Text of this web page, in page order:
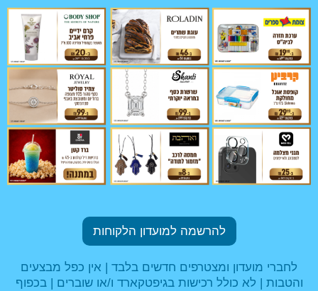
להרשמה למועדון הלקוחות
לחברי מועדון ומצטרפים חדשים בלבד | אין כפל מבצעים
והטבות | לא כולל רכישות בגיפטקארד ו/או שוברים | בכפוף